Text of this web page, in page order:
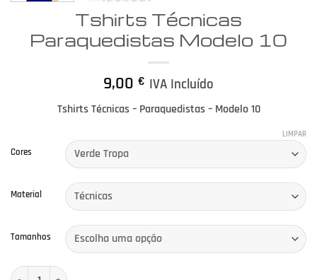
Tshirts Técnicas
Paraquedistas Modelo 10
9,00 € IVA Incluído
Tshirts Técnicas – Paraquedistas – Modelo 10
Cores
Material
Tamanhos
LIMPAR
Quantidade de Tshirts Técnicas Paraquedistas Modelo 10